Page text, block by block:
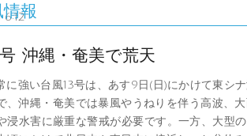
報
沖縄・奄美で荒天
に強い台風13号は、あす9日(日)にかけて東シ
、沖縄・奄美では暴風やうねりを伴う高波、
浸水害に厳重な警戒が必要です。一方、大型